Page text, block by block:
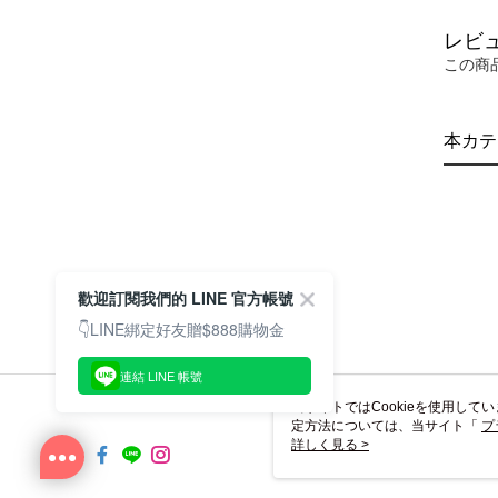
レビ
この商
本カ
当サイトではCookieを使用して
定方法については、当サイト「 プ
き使用される場合、当社がサイ
詳しく見る >
歡迎訂閱我們的 LINE 官方帳號
👇LINE綁定好友贈$888購物金
連結 LINE 帳號